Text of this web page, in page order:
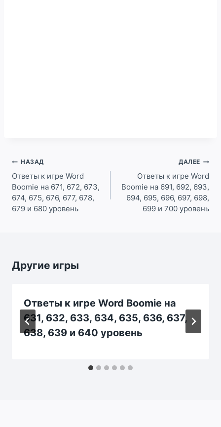
Навигация
по
записям
НАЗАД
Ответы к игре Word
Boomie на 671, 672, 673,
674, 675, 676, 677, 678,
679 и 680 уровень
ДАЛЕЕ
Ответы к игре Word
Boomie на 691, 692, 693,
694, 695, 696, 697, 698,
699 и 700 уровень
Другие игры
Ответы к игре Word Boomie на
631, 632, 633, 634, 635, 636, 637,
638, 639 и 640 уровень